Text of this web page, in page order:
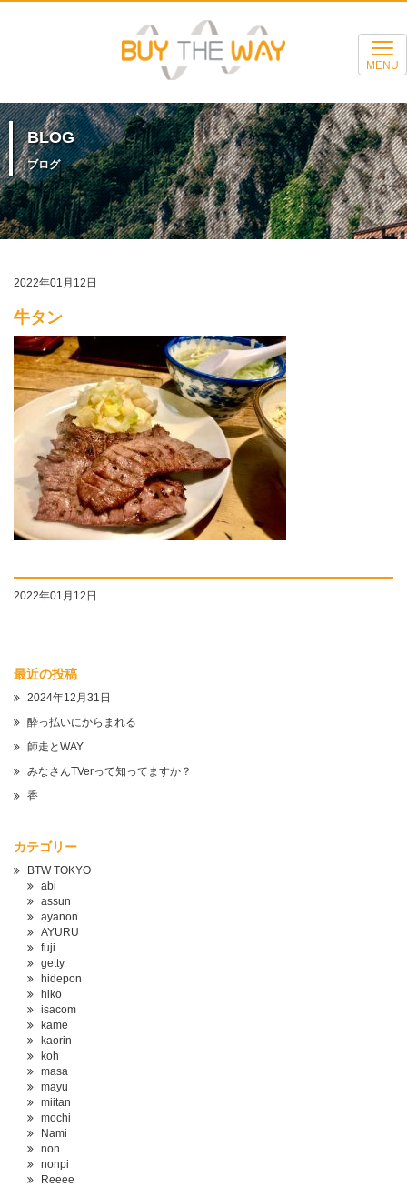
MENU
BLOG
ブログ
2022年01月12日
牛タン
2022年01月12日
最近の投稿
2024年12月31日
酔っ払いにからまれる
師走とWAY
みなさんTVerって知ってますか？
香
カテゴリー
BTW TOKYO
abi
assun
ayanon
AYURU
fuji
getty
hidepon
hiko
isacom
kame
kaorin
koh
masa
mayu
miitan
mochi
Nami
non
nonpi
Reeee